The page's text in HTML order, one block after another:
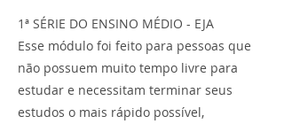
1ª SÉRIE DO ENSINO MÉDIO - EJA
Esse módulo foi feito para pessoas que
não possuem muito tempo livre para
estudar e necessitam terminar seus
estudos o mais rápido possível,